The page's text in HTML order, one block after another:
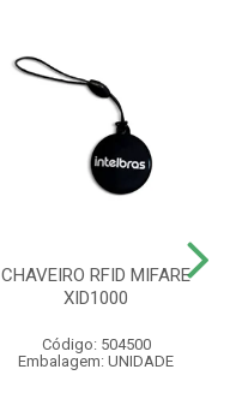
CHAVEIRO RFID MIFARE
XID1000
Código: 504500
Embalagem: UNIDADE